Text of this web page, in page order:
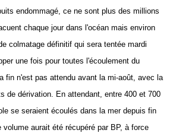
endommagé, ce ne sont plus des millions
chaque jour dans l'océan mais environ
colmatage définitif qui sera tentée mardi
une fois pour toutes l'écoulement du
fin n'est pas attendu avant la mi-août, avec la
de dérivation. En attendant, entre 400 et 700
se seraient écoulés dans la mer depuis fin
aurait été récupéré par BP, à force